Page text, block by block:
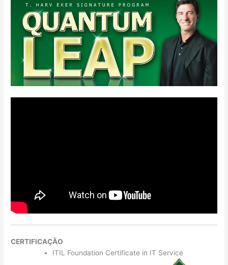
CERTIFICAÇÃO
ITIL Foundation Certificate in IT Service